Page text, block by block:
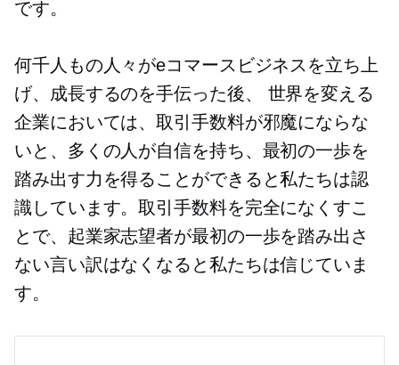
です。
何千人もの人々がeコマースビジネスを立ち上
げ、成長するのを手伝った後、 世界を変える
企業においては、取引手数料が邪魔にならな
いと、多くの人が自信を持ち、最初の一歩を
踏み出す力を得ることができると私たちは認
識しています。取引手数料を完全になくすこ
とで、起業家志望者が最初の一歩を踏み出さ
ない言い訳はなくなると私たちは信じていま
す。